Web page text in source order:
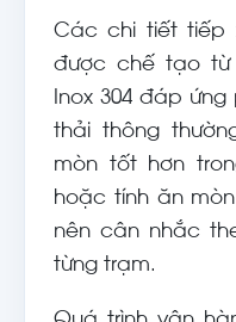
Các chi tiết tiếp
được chế tạo từ
Inox 304 đáp
thải thông
mòn tốt hơn
hoặc tính ăn
nên cân nhắc
từng trạm.